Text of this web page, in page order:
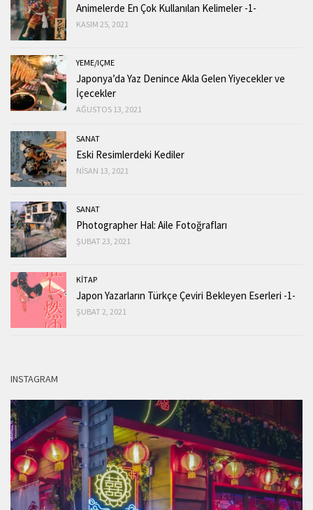
Animelerde En Çok Kullanılan Kelimeler -1-
KASIM 25, 2021
YEME/IÇME
Japonya’da Yaz Denince Akla Gelen Yiyecekler ve
İçecekler
AĞUSTOS 13, 2021
SANAT
Eski Resimlerdeki Kediler
NISAN 13, 2021
SANAT
Photographer Hal: Aile Fotoğrafları
ŞUBAT 23, 2021
KİTAP
Japon Yazarların Türkçe Çeviri Bekleyen Eserleri -1-
ŞUBAT 2, 2021
INSTAGRAM